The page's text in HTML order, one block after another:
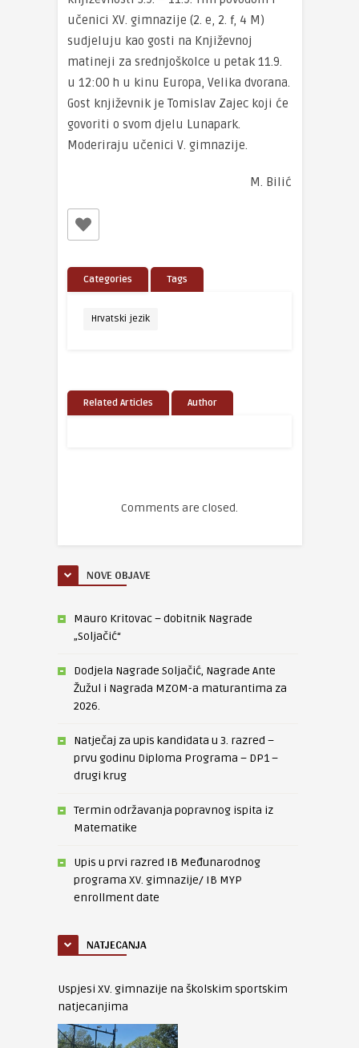
učenici XV. gimnazije (2. e, 2. f, 4 M)
sudjeluju kao gosti na Književnoj
matineji za srednjoškolce u petak 11.9.
u 12:00 h u kinu Europa, Velika dvorana.
Gost književnik je Tomislav Zajec koji će
govoriti o svom djelu Lunapark.
Moderiraju učenici V. gimnazije.
M. Bilić
Categories Tags
Hrvatski jezik
Related Articles Author
Comments are closed.
NOVE OBJAVE
Mauro Kritovac – dobitnik Nagrade
„Soljačić“
Dodjela Nagrade Soljačić, Nagrade Ante
Žužul i Nagrada MZOM-a maturantima za
2026.
Natječaj za upis kandidata u 3. razred –
prvu godinu Diploma Programa – DP1 –
drugi krug
Termin održavanja popravnog ispita iz
Matematike
Upis u prvi razred IB Međunarodnog
programa XV. gimnazije/ IB MYP
enrollment date
NATJECANJA
Uspjesi XV. gimnazije na školskim sportskim
natjecanjima